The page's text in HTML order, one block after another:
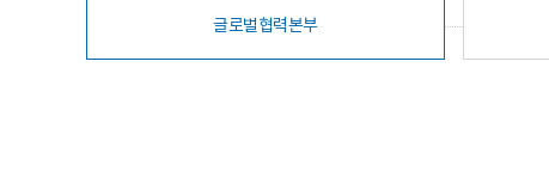
글로벌협력본부